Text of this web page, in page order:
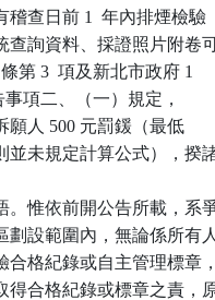
查日前 1  年內排煙檢驗
查詢資料、採證照片附卷
第 3  項及新北市政府 1
事項二、（一）規定，
願人 500 元罰鍰（最低
並未規定計算公式），揆
。惟依前開公告所載，系
劃設範圍內，無論係所有人
合格紀錄或自主管理標章，
得合格紀錄或標章之責，